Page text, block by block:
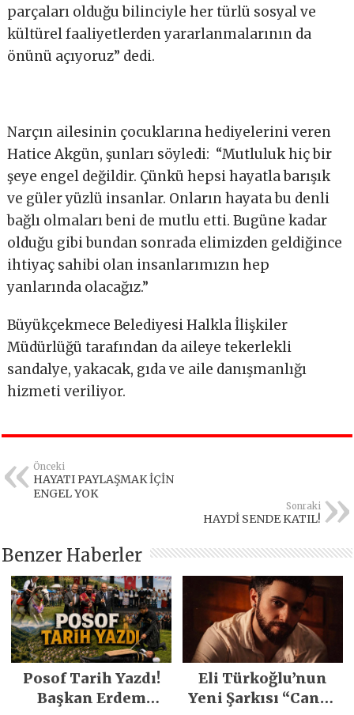
parçaları olduğu bilinciyle her türlü sosyal ve
kültürel faaliyetlerden yararlanmalarının da
önünü açıyoruz” dedi.
Narçın ailesinin çocuklarına hediyelerini veren
Hatice Akgün, şunları söyledi: “Mutluluk hiç bir
şeye engel değildir. Çünkü hepsi hayatla barışık
ve güler yüzlü insanlar. Onların hayata bu denli
bağlı olmaları beni de mutlu etti. Bugüne kadar
olduğu gibi bundan sonrada elimizden geldiğince
ihtiyaç sahibi olan insanlarımızın hep
yanlarında olacağız.”
Büyükçekmece Belediyesi Halkla İlişkiler
Müdürlüğü tarafından da aileye tekerlekli
sandalye, yakacak, gıda ve aile danışmanlığı
hizmeti veriliyor.
Önceki
HAYATI PAYLAŞMAK İÇİN
ENGEL YOK
Sonraki
HAYDİ SENDE KATIL!
Benzer Haberler
Posof Tarih Yazdı!
Başkan Erdem
Eli Türkoğlu’nun
Yeni Şarkısı “Canın